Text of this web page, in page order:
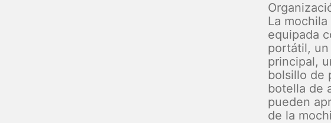
La
equipada
portátil, un
principal,
bolsillo de
botella de
pueden
de la